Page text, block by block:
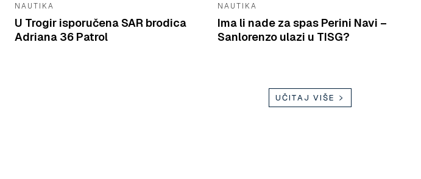
NAUTIKA
U Trogir isporučena SAR brodica
Adriana 36 Patrol
NAUTIKA
Ima li nade za spas Perini Navi –
Sanlorenzo ulazi u TISG?
UČITAJ VIŠE